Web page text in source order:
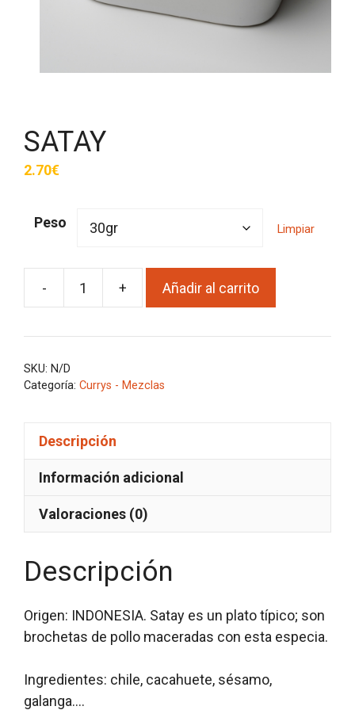
SATAY
2.70€
Peso Limpiar
-
SATAY
+ Añadir al carrito
SKU: N/D
Categoría: Currys - Mezclas
Descripción
Información adicional
Valoraciones (0)
Descripción
Origen: INDONESIA. Satay es un plato típico; son
brochetas de pollo maceradas con esta especia.
Ingredientes: chile, cacahuete, sésamo,
galanga….